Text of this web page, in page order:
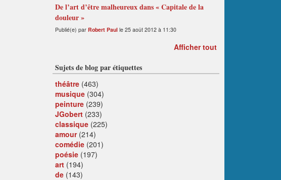
De l’art d’être malheureux dans « Capitale de la
douleur »
Publié(e) par Robert Paul le 25 août 2012 à 11:30
Afficher tout
Sujets de blog par étiquettes
théâtre (463)
musique (304)
peinture (239)
JGobert (233)
classique (225)
amour(214)
comédie (201)
poésie (197)
art (194)
de (143)